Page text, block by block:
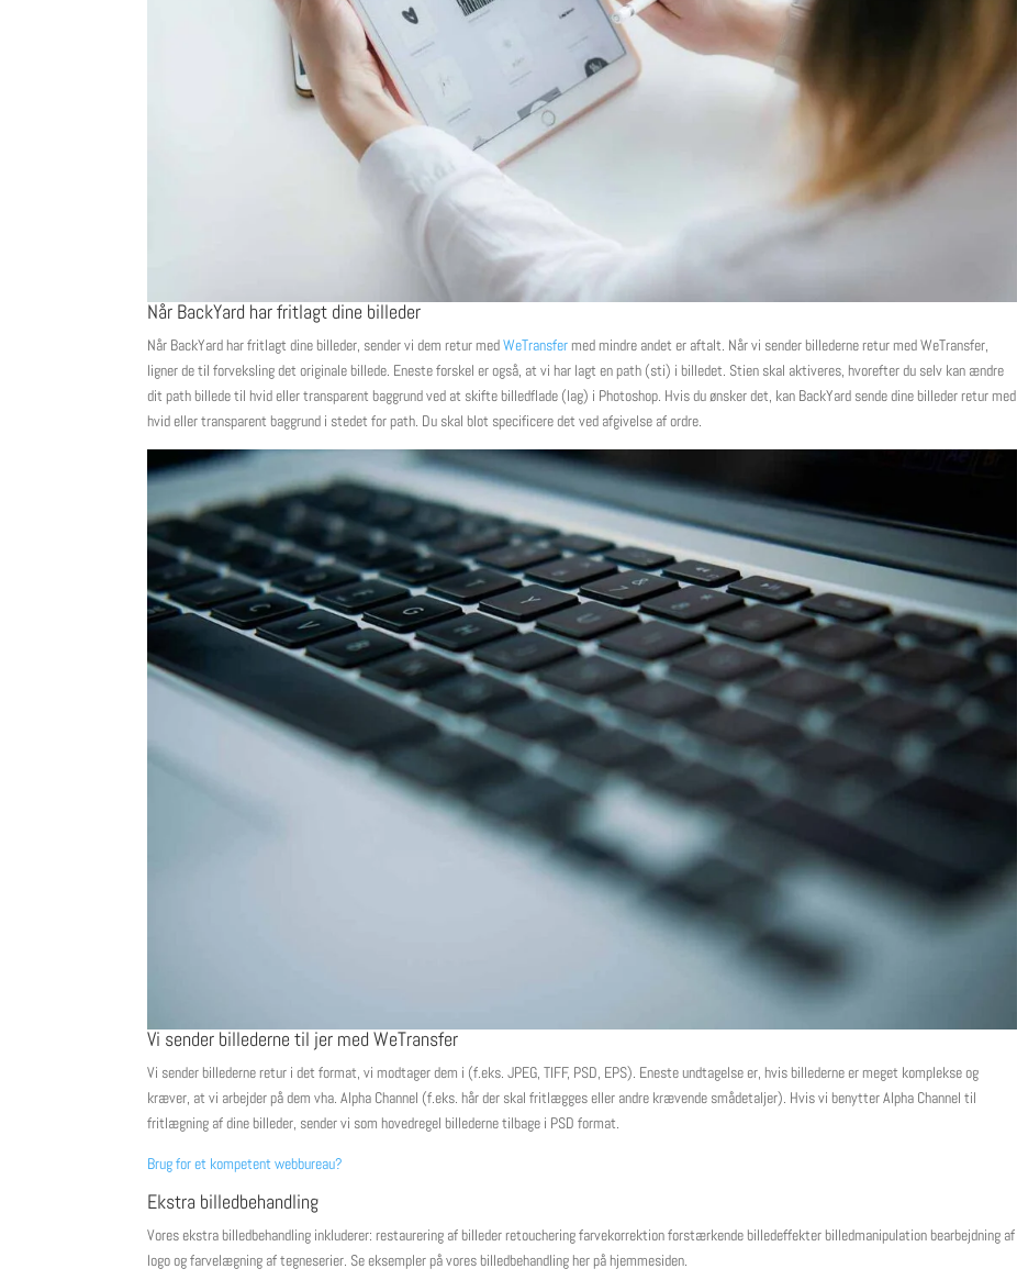
Når BackYard har fritlagt dine billeder
Når BackYard har fritlagt dine billeder, sender vi dem retur medWeTransfermed mindre andet er aftalt. Når vi sender billederne retur med WeTransfer,
ligner de til forveksling det originale billede. Eneste forskel er også, at vi har lagt en path (sti) i billedet. Stien skal aktiveres, hvorefter du selv kan ændre
dit path billede til hvid eller transparent baggrund ved at skifte billedflade (lag) i Photoshop. Hvis du ønsker det, kan BackYard sende dine billeder retur med
hvid eller transparent baggrund i stedet for path. Du skal blot specificere det ved afgivelse af ordre.
Vi sender billederne til jer med WeTransfer
Vi sender billederne retur i det format, vi modtager dem i (f.eks. JPEG, TIFF, PSD, EPS). Eneste undtagelse er, hvis billederne er meget komplekse og
kræver, at vi arbejder på dem vha. Alpha Channel (f.eks. hår der skal fritlægges eller andre krævende smådetaljer). Hvis vi benytter Alpha Channel til
fritlægning af dine billeder, sender vi som hovedregel billederne tilbage i PSD format.
Brug for et kompetent webbureau?
Ekstra billedbehandling
Vores ekstra billedbehandling inkluderer: restaurering af billeder retouchering farvekorrektion forstærkende billedeffekter billedmanipulation bearbejdning af
logo og farvelægning af tegneserier. Se eksempler på vores billedbehandling her på hjemmesiden.